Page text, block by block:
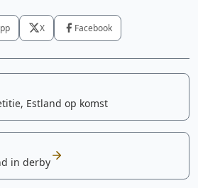
X Facebook
Estland op komst
in derby